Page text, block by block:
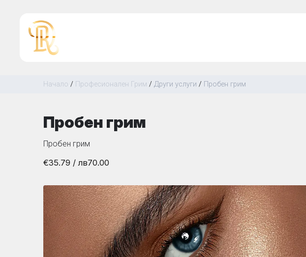
Начало / Професионален Грим / Други услуги / Пробен грим
Пробен грим
Пробен грим
€35.79 / лв70.00